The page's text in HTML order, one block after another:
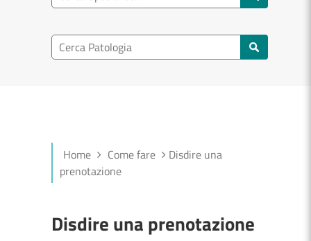
Ricerca nel patologia
Home Come fare
Disdire una
prenotazione
Disdire una prenotazione